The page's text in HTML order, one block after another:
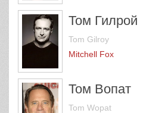
Том Гилрой
Tom Gilroy
Mitchell Fox
Том Вопат
Tom Wopat